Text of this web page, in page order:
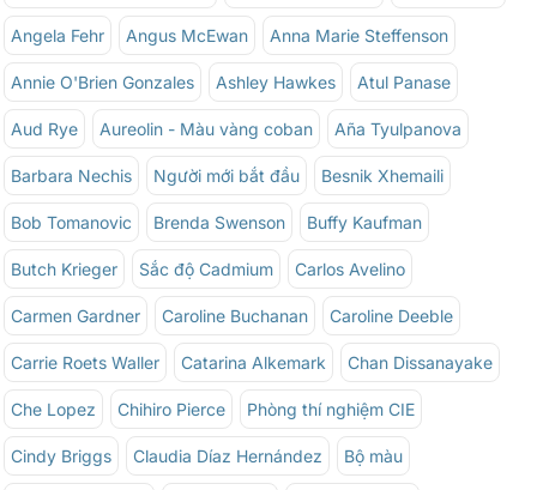
Angela Fehr Angus McEwan Anna Marie Steffenson
Annie O'Brien Gonzales Ashley Hawkes Atul Panase
Aud Rye Aureolin - Màu vàng coban Aña Tyulpanova
Barbara Nechis Người mới bắt đầu Besnik Xhemaili
Bob Tomanovic Brenda Swenson Buffy Kaufman
Butch Krieger Sắc độ Cadmium Carlos Avelino
Carmen Gardner Caroline Buchanan Caroline Deeble
Carrie Roets Waller Catarina Alkemark Chan Dissanayake
Che Lopez Chihiro Pierce Phòng thí nghiệm CIE
Cindy Briggs Claudia Díaz Hernández Bộ màu